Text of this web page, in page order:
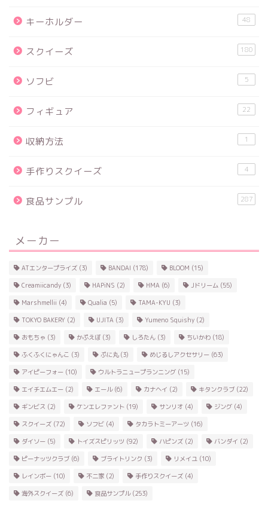
キーホルダー 48
スクイーズ 180
ソフビ 5
フィギュア 22
収納方法 1
手作りスクイーズ 4
食品サンプル 287
メーカー
ATエンタープライズ (3) BANDAI (178) BLOOM (15)
Creamiicandy (3) HAPiNS (2) HMA (6) Jドリーム (55)
Marshmellii (4) Qualia (5) TAMA-KYU (3)
TOKYO BAKERY (2) UJITA (3) Yumeno Squishy (2)
おもちゃ (3) かぷえぼ (3) しろたん (3) ちいかわ (18)
ふくふくにゃんこ (3) ぷに丸(3) めじるしアクセサリー (63)
アイピーフォー (10) ウルトラニュープランニング (15)
エイチエムエー (2) エール(6) カナヘイ (2) キタンクラブ (22)
ギンビス (2) ケンエレファント (19) サンリオ (4) ジング (4)
スクイーズ (72) ソフビ (4) タカラトミーアーツ (16)
ダイソー (5) トイズスピリッツ (92) ハピンズ (2) バンダイ (2)
ピーナッツクラブ (6) ブライトリンク (3) リメイユ (10)
レインボー (10) 不二家 (2) 手作りスクイーズ (4)
海外スクイーズ (6) 食品サンプル(253)